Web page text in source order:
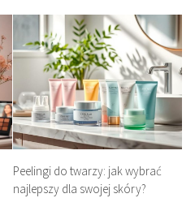
Peelingi do twarzy: jak wybrać
najlepszy dla swojej skóry?